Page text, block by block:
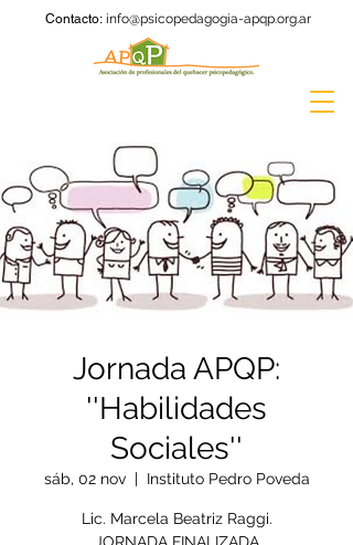
Contacto: info@psicopedagogia-apqp.org.ar
Jornada APQP:
''Habilidades
Sociales''
sáb, 02 nov
  |
Instituto Pedro Poveda
Lic. Marcela Beatriz Raggi.